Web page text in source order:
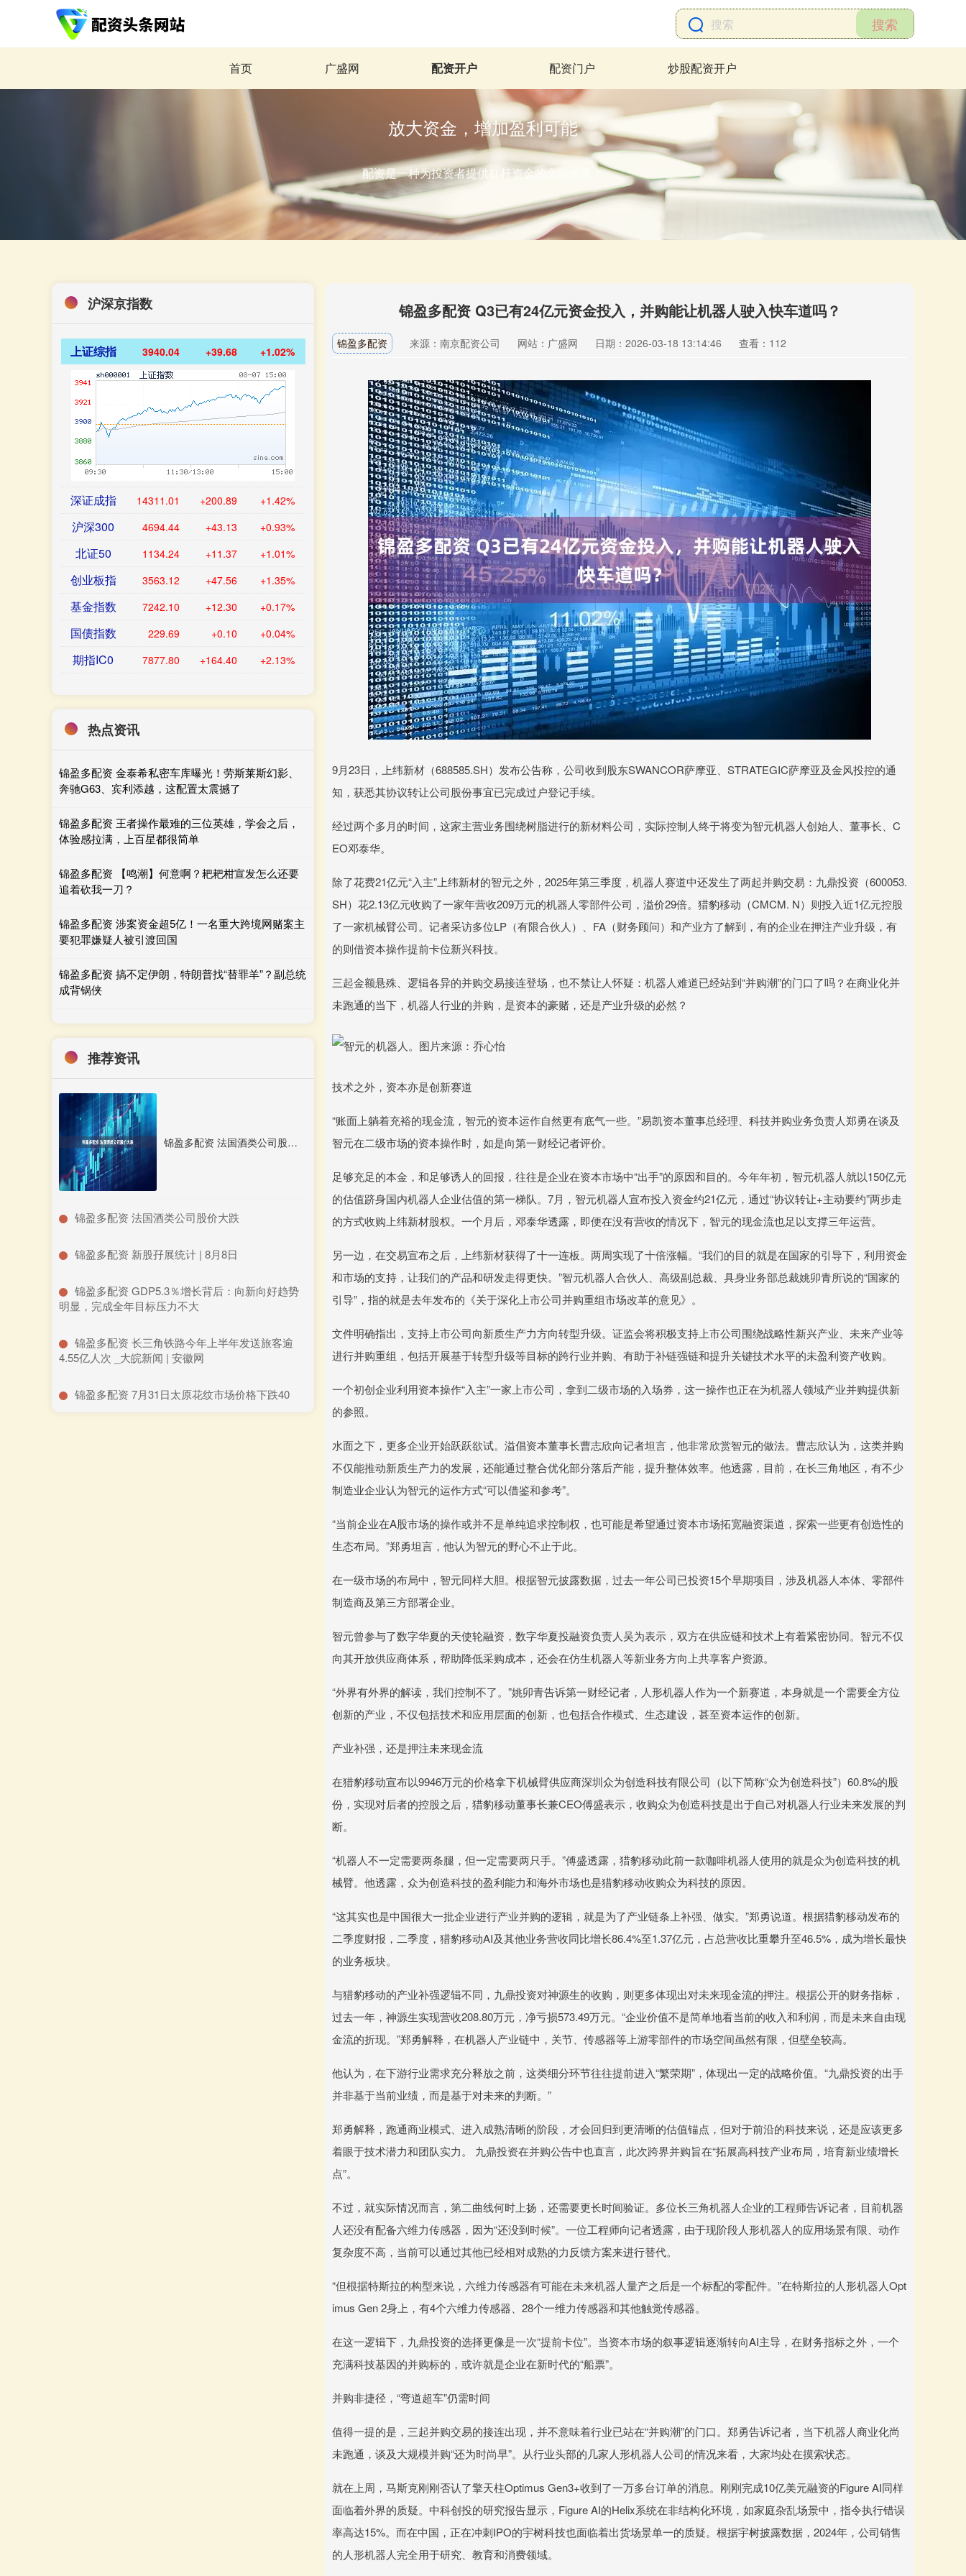
搜索
首页 广盛网 配资开户 配资门户 炒股配资开户
放大资金，增加盈利可能
配资是一种为投资者提供杠杆资金的金融服务！
锦盈多配资 Q3已有24亿元资金投入，并购能让机器人驶入快车道吗？
锦盈多配资 来源：南京配资公司 网站：广盛网 日期：2026-03-18 13:14:46 查看：112
9月23日，上纬新材（688585.SH）发布公告称，公司收到股东SWANCOR萨摩亚、STRATEGIC萨摩亚及金风投控的通
知，获悉其协议转让公司股份事宜已完成过户登记手续。
经过两个多月的时间，这家主营业务围绕树脂进行的新材料公司，实际控制人终于将变为智元机器人创始人、董事长、C
EO邓泰华。
除了花费21亿元“入主”上纬新材的智元之外，2025年第三季度，机器人赛道中还发生了两起并购交易：九鼎投资（600053.
SH）花2.13亿元收购了一家年营收209万元的机器人零部件公司，溢价29倍。猎豹移动（CMCM. N）则投入近1亿元控股
了一家机械臂公司。记者采访多位LP（有限合伙人）、FA（财务顾问）和产业方了解到，有的企业在押注产业升级，有
的则借资本操作提前卡位新兴科技。
三起金额悬殊、逻辑各异的并购交易接连登场，也不禁让人怀疑：机器人难道已经站到“并购潮”的门口了吗？在商业化并
未跑通的当下，机器人行业的并购，是资本的豪赌，还是产业升级的必然？
技术之外，资本亦是创新赛道
“账面上躺着充裕的现金流，智元的资本运作自然更有底气一些。”易凯资本董事总经理、科技并购业务负责人郑勇在谈及
智元在二级市场的资本操作时，如是向第一财经记者评价。
足够充足的本金，和足够诱人的回报，往往是企业在资本市场中“出手”的原因和目的。今年年初，智元机器人就以150亿元
的估值跻身国内机器人企业估值的第一梯队。7月，智元机器人宣布投入资金约21亿元，通过“协议转让+主动要约”两步走
的方式收购上纬新材股权。一个月后，邓泰华透露，即便在没有营收的情况下，智元的现金流也足以支撑三年运营。
另一边，在交易宣布之后，上纬新材获得了十一连板。两周实现了十倍涨幅。“我们的目的就是在国家的引导下，利用资金
和市场的支持，让我们的产品和研发走得更快。”智元机器人合伙人、高级副总裁、具身业务部总裁姚卯青所说的“国家的
引导”，指的就是去年发布的《关于深化上市公司并购重组市场改革的意见》。
文件明确指出，支持上市公司向新质生产力方向转型升级。证监会将积极支持上市公司围绕战略性新兴产业、未来产业等
进行并购重组，包括开展基于转型升级等目标的跨行业并购、有助于补链强链和提升关键技术水平的未盈利资产收购。
一个初创企业利用资本操作“入主”一家上市公司，拿到二级市场的入场券，这一操作也正在为机器人领域产业并购提供新
的参照。
水面之下，更多企业开始跃跃欲试。溢倡资本董事长曹志欣向记者坦言，他非常欣赏智元的做法。曹志欣认为，这类并购
不仅能推动新质生产力的发展，还能通过整合优化部分落后产能，提升整体效率。他透露，目前，在长三角地区，有不少
制造业企业认为智元的运作方式“可以借鉴和参考”。
“当前企业在A股市场的操作或并不是单纯追求控制权，也可能是希望通过资本市场拓宽融资渠道，探索一些更有创造性的
生态布局。”郑勇坦言，他认为智元的野心不止于此。
在一级市场的布局中，智元同样大胆。根据智元披露数据，过去一年公司已投资15个早期项目，涉及机器人本体、零部件
制造商及第三方部署企业。
智元曾参与了数字华夏的天使轮融资，数字华夏投融资负责人吴为表示，双方在供应链和技术上有着紧密协同。智元不仅
向其开放供应商体系，帮助降低采购成本，还会在仿生机器人等新业务方向上共享客户资源。
“外界有外界的解读，我们控制不了。”姚卯青告诉第一财经记者，人形机器人作为一个新赛道，本身就是一个需要全方位
创新的产业，不仅包括技术和应用层面的创新，也包括合作模式、生态建设，甚至资本运作的创新。
产业补强，还是押注未来现金流
在猎豹移动宣布以9946万元的价格拿下机械臂供应商深圳众为创造科技有限公司（以下简称“众为创造科技”）60.8%的股
份，实现对后者的控股之后，猎豹移动董事长兼CEO傅盛表示，收购众为创造科技是出于自己对机器人行业未来发展的判
断。
“机器人不一定需要两条腿，但一定需要两只手。”傅盛透露，猎豹移动此前一款咖啡机器人使用的就是众为创造科技的机
械臂。他透露，众为创造科技的盈利能力和海外市场也是猎豹移动收购众为科技的原因。
“这其实也是中国很大一批企业进行产业并购的逻辑，就是为了产业链条上补强、做实。”郑勇说道。根据猎豹移动发布的
二季度财报，二季度，猎豹移动AI及其他业务营收同比增长86.4%至1.37亿元，占总营收比重攀升至46.5%，成为增长最快
的业务板块。
与猎豹移动的产业补强逻辑不同，九鼎投资对神源生的收购，则更多体现出对未来现金流的押注。根据公开的财务指标，
过去一年，神源生实现营收208.80万元，净亏损573.49万元。“企业价值不是简单地看当前的收入和利润，而是未来自由现
金流的折现。”郑勇解释，在机器人产业链中，关节、传感器等上游零部件的市场空间虽然有限，但壁垒较高。
他认为，在下游行业需求充分释放之前，这类细分环节往往提前进入“繁荣期”，体现出一定的战略价值。“九鼎投资的出手
并非基于当前业绩，而是基于对未来的判断。”
郑勇解释，跑通商业模式、进入成熟清晰的阶段，才会回归到更清晰的估值锚点，但对于前沿的科技来说，还是应该更多
着眼于技术潜力和团队实力。 九鼎投资在并购公告中也直言，此次跨界并购旨在“拓展高科技产业布局，培育新业绩增长
点”。
不过，就实际情况而言，第二曲线何时上扬，还需要更长时间验证。多位长三角机器人企业的工程师告诉记者，目前机器
人还没有配备六维力传感器，因为“还没到时候”。一位工程师向记者透露，由于现阶段人形机器人的应用场景有限、动作
复杂度不高，当前可以通过其他已经相对成熟的力反馈方案来进行替代。
“但根据特斯拉的构型来说，六维力传感器有可能在未来机器人量产之后是一个标配的零配件。”在特斯拉的人形机器人Opt
imus Gen 2身上，有4个六维力传感器、28个一维力传感器和其他触觉传感器。
在这一逻辑下，九鼎投资的选择更像是一次“提前卡位”。当资本市场的叙事逻辑逐渐转向AI主导，在财务指标之外，一个
充满科技基因的并购标的，或许就是企业在新时代的“船票”。
并购非捷径，“弯道超车”仍需时间
值得一提的是，三起并购交易的接连出现，并不意味着行业已站在“并购潮”的门口。郑勇告诉记者，当下机器人商业化尚
未跑通，谈及大规模并购“还为时尚早”。从行业头部的几家人形机器人公司的情况来看，大家均处在摸索状态。
就在上周，马斯克刚刚否认了擎天柱Optimus Gen3+收到了一万多台订单的消息。刚刚完成10亿美元融资的Figure AI同样
面临着外界的质疑。中科创投的研究报告显示，Figure AI的Helix系统在非结构化环境，如家庭杂乱场景中，指令执行错误
率高达15%。而在中国，正在冲刺IPO的宇树科技也面临着出货场景单一的质疑。根据宇树披露数据，2024年，公司销售
的人形机器人完全用于研究、教育和消费领域。
沪深京指数
上证综指 3940.04 +39.68 +1.02%
深证成指 14311.01 +200.89 +1.42%
沪深300 4694.44 +43.13 +0.93%
北证50 1134.24 +11.37 +1.01%
创业板指 3563.12 +47.56 +1.35%
基金指数 7242.10 +12.30 +0.17%
国债指数 229.69 +0.10 +0.04%
期指IC0 7877.80 +164.40 +2.13%
热点资讯
锦盈多配资 金泰希私密车库曝光！劳斯莱斯幻影、
奔驰G63、宾利添越，这配置太震撼了
锦盈多配资 王者操作最难的三位英雄，学会之后，
体验感拉满，上百星都很简单
锦盈多配资 【鸣潮】何意啊？耙耙柑宣发怎么还要
追着砍我一刀？
锦盈多配资 涉案资金超5亿！一名重大跨境网赌案主
要犯罪嫌疑人被引渡回国
锦盈多配资 搞不定伊朗，特朗普找“替罪羊”？副总统
成背锅侠
推荐资讯
锦盈多配资 法国酒类公司股价大跌
​锦盈多配资 法国酒类公司股价大跌
​锦盈多配资 新股孖展统计 | 8月8日
​锦盈多配资 GDP5.3％增长背后：向新向好趋势
明显，完成全年目标压力不大
​锦盈多配资 长三角铁路今年上半年发送旅客逾
4.55亿人次 _大皖新闻 | 安徽网
​锦盈多配资 7月31日太原花纹市场价格下跌40